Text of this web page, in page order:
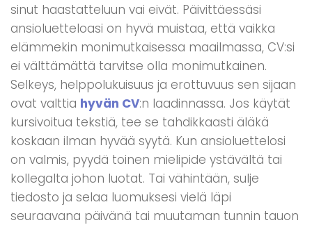
sinut haastatteluun vai eivät. Päivittäessäsi
ansioluetteloasi on hyvä muistaa, että vaikka
elämmekin monimutkaisessa maailmassa, CV:si
ei välttämättä tarvitse olla monimutkainen.
Selkeys, helppolukuisuus ja erottuvuus sen sijaan
ovat valttia hyvän CV:n laadinnassa. Jos käytät
kursivoitua tekstiä, tee se tahdikkaasti äläkä
koskaan ilman hyvää syytä. Kun ansioluettelosi
on valmis, pyydä toinen mielipide ystävältä tai
kollegalta johon luotat. Tai vähintään, sulje
tiedosto ja selaa luomuksesi vielä läpi
seuraavana päivänä tai muutaman tunnin tauon